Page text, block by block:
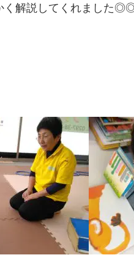
く解説してくれました